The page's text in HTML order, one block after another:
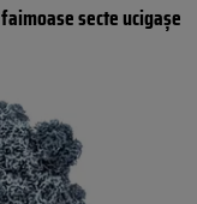
secte ucigașe